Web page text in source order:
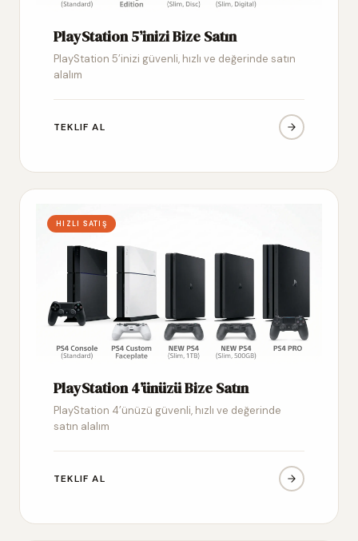
PlayStation 5’inizi Bize Satın
PlayStation 5’inizi güvenli, hızlı ve değerinde satın
alalım
TEKLIF AL
HIZLI SATIŞ
PlayStation 4’ünüzü Bize Satın
PlayStation 4’ünüzü güvenli, hızlı ve değerinde
satın alalım
TEKLIF AL